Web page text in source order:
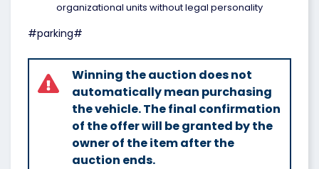
organizational units without legal personality
#parking#
Winning the auction does not
automatically mean purchasing
the vehicle. The final confirmation
of the offer will be granted by the
owner of the item after the
auction ends.